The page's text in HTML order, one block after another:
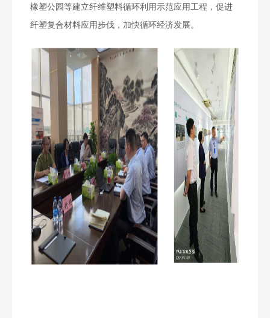
橡塑公园等建立纤维塑料循环利用示范应用工程，促进
纤塑复合材料应用步伐，加快循环经济发展。